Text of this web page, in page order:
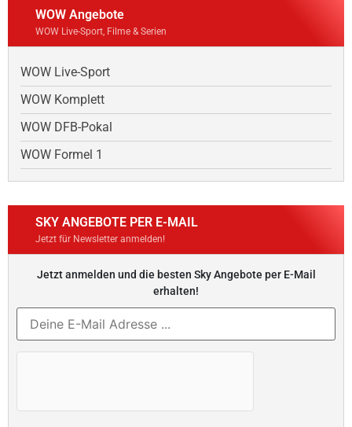
WOW Angebote
WOW Live-Sport, Filme & Serien
WOW Live-Sport
WOW Komplett
WOW DFB-Pokal
WOW Formel 1
SKY ANGEBOTE PER E-MAIL
Jetzt für Newsletter anmelden!
Jetzt anmelden und die besten Sky Angebote per E-Mail
erhalten!